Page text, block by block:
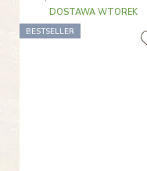
DOSTAWA WTOREK
BESTSELLER